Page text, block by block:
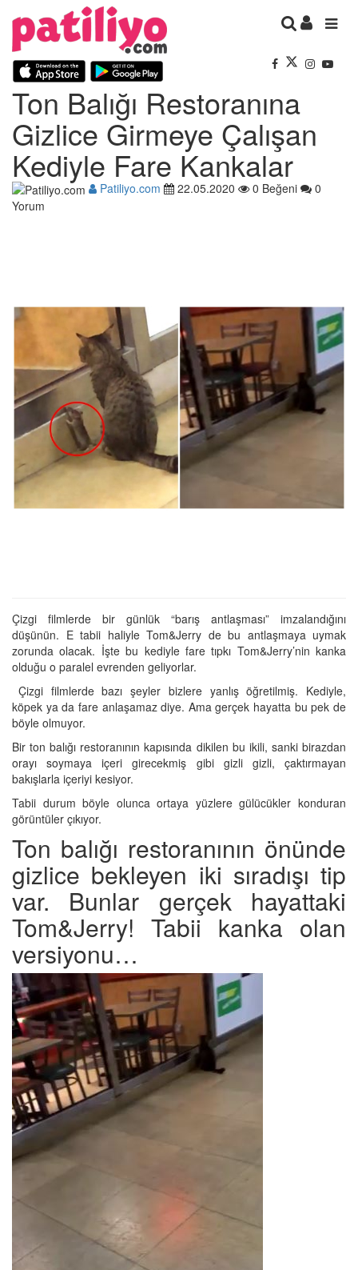
Ton Balığı Restoranına
Gizlice Girmeye Çalışan
Kediyle Fare Kankalar
Patiliyo.com 22.05.2020 0 Beğeni
0
Yorum
Çizgi filmlerde bir günlük “barış antlaşması” imzalandığını
düşünün. E tabii haliyle Tom&Jerry de bu antlaşmaya uymak
zorunda olacak. İşte bu kediyle fare tıpkı Tom&Jerry’nin kanka
olduğu o paralel evrenden geliyorlar.
Çizgi filmlerde bazı şeyler bizlere yanlış öğretilmiş. Kediyle,
köpek ya da fare anlaşamaz diye. Ama gerçek hayatta bu pek de
böyle olmuyor.
Bir ton balığı restoranının kapısında dikilen bu ikili, sanki birazdan
orayı soymaya içeri girecekmiş gibi gizli gizli, çaktırmayan
bakışlarla içeriyi kesiyor.
Tabii durum böyle olunca ortaya yüzlere gülücükler konduran
görüntüler çıkıyor.
Ton balığı restoranının önünde
gizlice bekleyen iki sıradışı tip
var. Bunlar gerçek hayattaki
Tom&Jerry! Tabii kanka olan
versiyonu…